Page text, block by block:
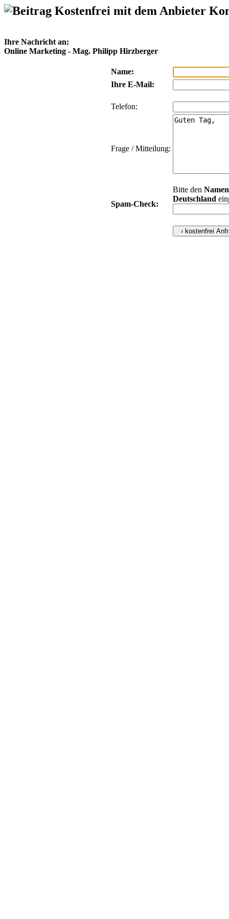
Kostenfrei mit dem Anbieter
Ihre Nachricht an:
Online Marketing - Mag. Philipp Hirzberger
Name:
Ihre E-Mail:
Telefon:
Frage / Mitteilung:
Spam-Check:
Bitte den Namen
Deutschland